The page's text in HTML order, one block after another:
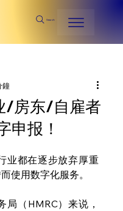
Search
/房东/自雇者
申报！
鐘
业都在逐步放弃厚重
使用数字化服务。
局（HMRC）来说，